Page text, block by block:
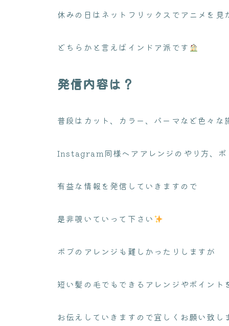
休みの日はネットフリックスでアニメを見
どちらかと言えばインドア派です
発信内容は？
普段はカット、カラー、パーマなど色々な
Instagram同様ヘアアレンジのやり方、ポ
有益な情報を発信していきますので
是非覗いていって下さい
ボブのアレンジも難しかったりしますが
短い髪の毛でもできるアレンジやポイント
お伝えしていきますので宜しくお願い致し